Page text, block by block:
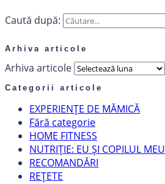
Caută după:
Arhiva articole
Arhiva articole
Categorii articole
EXPERIENȚE DE MĂMICĂ
Fără categorie
HOME FITNESS
NUTRIȚIE: EU ȘI COPILUL MEU
RECOMANDĂRI
REȚETE